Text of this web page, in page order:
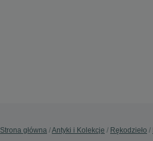
Strona główna Antyki i Kolekcje Rękodzieło